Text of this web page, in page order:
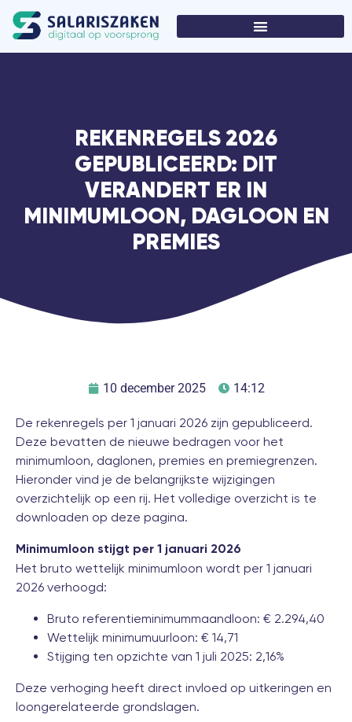
REKENREGELS 2026
GEPUBLICEERD: DIT
VERANDERT ER IN
MINIMUMLOON, DAGLOON EN
PREMIES
10 december 2025 14:12
De rekenregels per 1 januari 2026 zijn gepubliceerd.
Deze bevatten de nieuwe bedragen voor het
minimumloon, daglonen, premies en premiegrenzen.
Hieronder vind je de belangrijkste wijzigingen
overzichtelijk op een rij. Het volledige overzicht is te
downloaden op deze pagina.
Minimumloon stijgt per 1 januari 2026
Het bruto wettelijk minimumloon wordt per 1 januari
2026 verhoogd:
Bruto referentieminimummaandloon: € 2.294,40
Wettelijk minimumuurloon: € 14,71
Stijging ten opzichte van 1 juli 2025: 2,16%
Deze verhoging heeft direct invloed op uitkeringen en
loongerelateerde grondslagen.